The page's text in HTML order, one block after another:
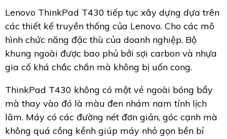
Lenovo ThinkPad T430 tiếp tục xây dựng dựa trên
các thiết kế truyền thống của Lenovo. Cho các mô
hình chức năng đặc thù của doanh nghiệp. Bộ
khung ngoài được bao phủ bởi sợi carbon và nhựa
gia cố khá chắc chắn mà không bị uốn cong.
ThinkPad T430 không có một vẻ ngoài bóng bẩy
mà thay vào đó là màu đen nhám nam tính lịch
lãm. Máy có các đường nét đơn giản, góc cạnh mà
không quá cồng kềnh giúp máy nhỏ gọn bền bỉ